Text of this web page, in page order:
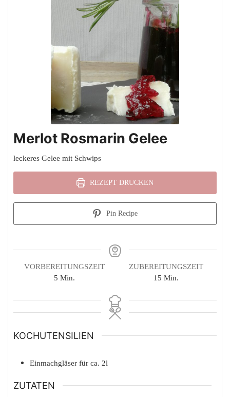
Merlot Rosmarin Gelee
leckeres Gelee mit Schwips
REZEPT DRUCKEN
Pin Recipe
VORBEREITUNGSZEIT
5Minuten
Min.
ZUBEREITUNGSZEIT
15Minuten
Min.
KOCHUTENSILIEN
Einmachgläser für ca. 2l
ZUTATEN